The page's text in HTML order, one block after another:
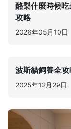
酪梨什麼時候
攻略
2026年05月10日
波斯貓飼養全
2025年12月29日